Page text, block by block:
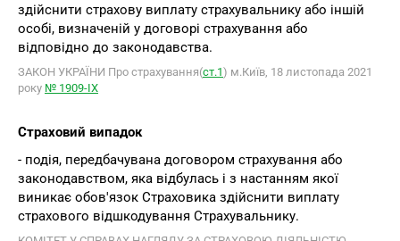
здійснити страхову виплату страхувальнику або іншій
особі, визначеній у договорі страхування або
відповідно до законодавства.
ЗАКОН УКРАЇНИ Про страхування(ст.1) м.Київ, 18 листопада 2021
року № 1909-IX
Страховий випадок
- подія, передбачувана договором страхування або
законодавством, яка відбулась і з настанням якої
виникає обов'язок Страховика здійснити виплату
страхового відшкодування Страхувальнику.